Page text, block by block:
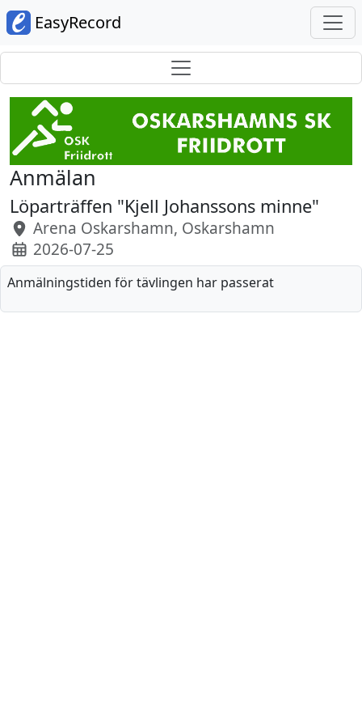
EasyRecord
Anmälan
Löparträffen "Kjell Johanssons minne"
Arena Oskarshamn, Oskarshamn
2026-07-25
Anmälningstiden för tävlingen har passerat